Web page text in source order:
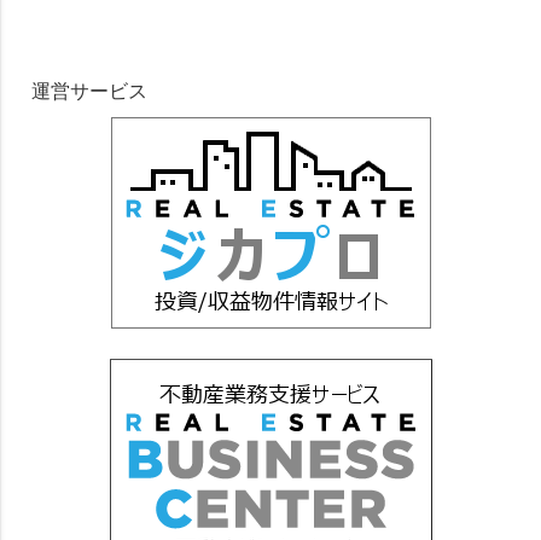
運営サービス